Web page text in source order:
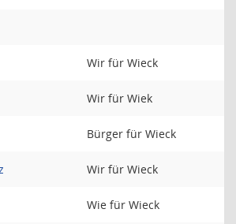
Wir für Wieck
Wir für Wiek
Bürger für Wieck
Wir für Wieck
Wie für Wieck